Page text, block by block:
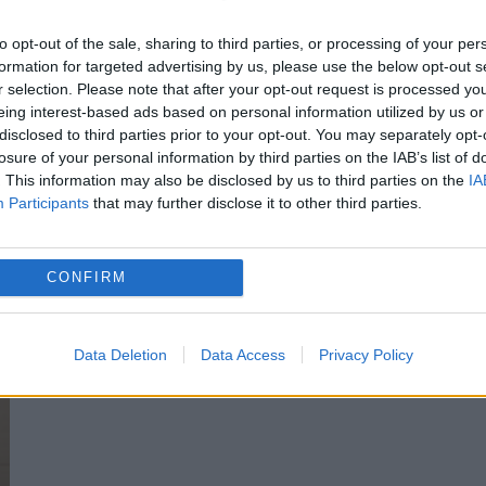
opt-out of the sale, sharing to third parties, or processing of your
for targeted advertising by us, please use the below opt-out
selection. Please note that after your opt-out request is processed
interest-based ads based on personal information utilized by us
to third parties prior to your opt-out. You may separately
of your personal information by third parties on the IAB’s list of
This information may also be disclosed by us to third parties on the
Participants that may further disclose it to other third parties.
CONFIRM
Data Deletion Data Access Privacy Policy
testare, diagnosticare şi de asistenţă
specializată. Contractul urmeazâ să fie
încheiat pentru o perioadă de 48...